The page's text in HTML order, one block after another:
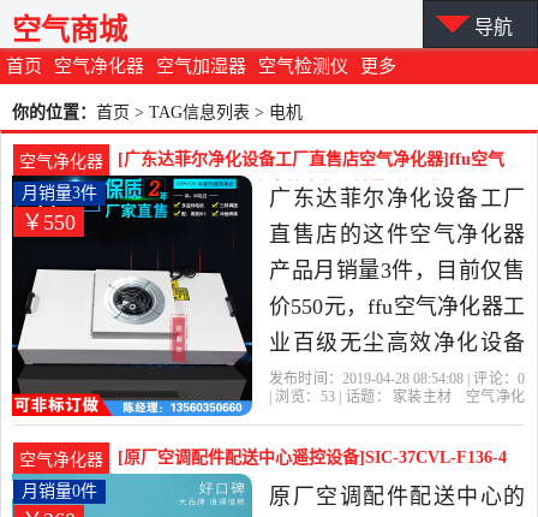
首页 空气净化器 空气加湿器 空气检测仪 更多
空气商城 导航
你的位置： 首页 > TAG信息列表 > 电机
空气净化器
[广东达菲尔净化设备工厂直售店空气净化器]ffu空气
净化器工业百级无尘高效净化月销量3件仅售550元
￥550
月销量3件
广东达菲尔净化设备工厂
直售店的这件空气净化器
产品月销量3件，目前仅售
价550元，ffu空气净化器工
业百级无尘高效净化设备
ffu风机过滤单元广东厂家
设备工厂直售店精选家装
主材当中性价比很高的空
发布时间：2019-04-28 08:54:08 | 评论： 0
| 浏览： 53| 话题： 家装主材
空气净化
空气净化器
[原厂空调配件配送中心遥控设备]SIC-37CVL-F136-4
原装月销量0件仅售260元
月销量0件
原厂空调配件配送中心的